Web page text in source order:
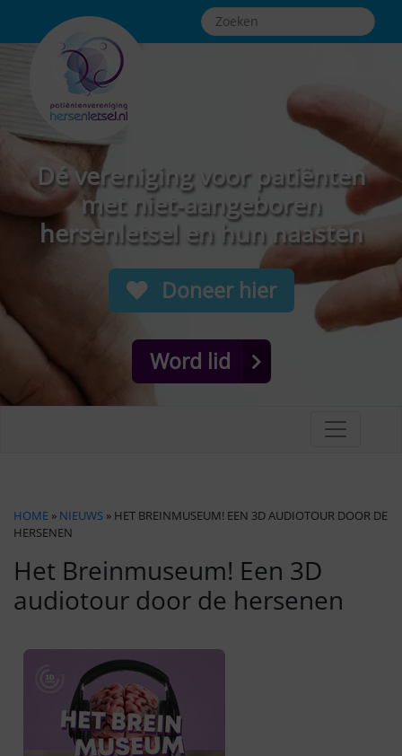
Dé vereniging voor patiënten
met niet-aangeboren
hersenletsel en hun naasten
Doneer hier
Word lid
HOME » NIEUWS » HET BREINMUSEUM! EEN 3D AUDIOTOUR DOOR DE
HERSENEN
Het Breinmuseum! Een 3D
audiotour door de hersenen